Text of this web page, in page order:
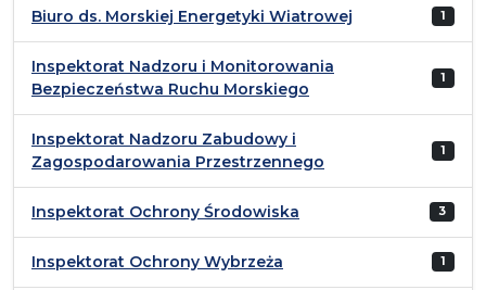
Biuro ds. Morskiej Energetyki Wiatrowej 1
Inspektorat Nadzoru i Monitorowania
Bezpieczeństwa Ruchu Morskiego
1
Inspektorat Nadzoru Zabudowy i
Zagospodarowania Przestrzennego
1
Inspektorat Ochrony Środowiska 3
Inspektorat Ochrony Wybrzeża 1